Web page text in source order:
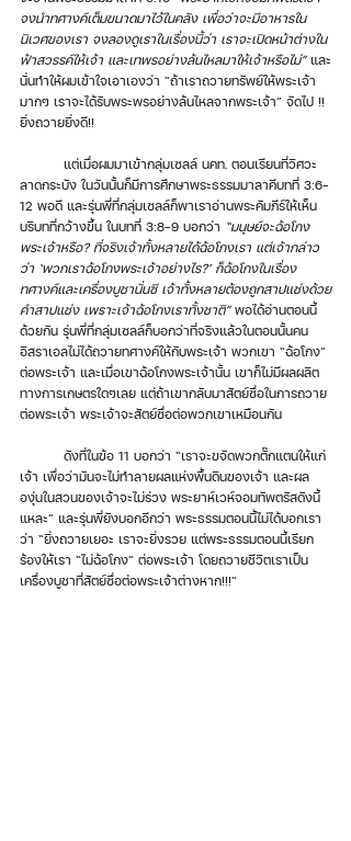
จงนำทศางค์เต็มขนาดมาไว้ในคลัง เพื่อว่าจะมีอาหารใน
นิเวศของเรา จงลองดูเราในเรื่องนี้ว่า เราจะเปิดหน้าต่างใน
ฟ้าสวรรค์ให้เจ้า และเทพรอย่างล้นไหลมาให้เจ้าหรือไม่” และ
นั่นทำให้ผมเข้าใจเอาเองว่า “ถ้าเราถวายทรัพย์ให้พระเจ้า
มากๆ เราจะได้รับพระพรอย่างล้นไหลจากพระเจ้า” จัดไป !!
ยิ่งถวายยิ่งดี!!
ลาดกระบัง ในวันนั้นก็มีการศึกษาพระธรรมมาลาคีบทที่ 3:6-
12 พอดี และรุ่นพี่ที่กลุ่มเซลล์ก็พาเราอ่านพระคัมภีร์ให้เห็น
บริบทที่กว้างขึ้น ในบทที่ 3:8-9 บอกว่า “มนุษย์จะฉ้อโกง
พระเจ้าหรือ? ที่จริงเจ้าทั้งหลายได้ฉ้อโกงเรา แต่เจ้ากล่าว
ว่า ‘พวกเราฉ้อโกงพระเจ้าอย่างไร?’ ก็ฉ้อโกงในเรื่อง
ทศางค์และเครื่องบูชานั่นซี เจ้าทั้งหลายต้องถูกสาปแช่งด้วย
คำสาปแช่ง เพราะเจ้าฉ้อโกงเราทั้งชาติ” พอได้อ่านตอนนี้
ด้วยกัน รุ่นพี่ที่กลุ่มเซลล์ก็บอกว่าที่จริงแล้วในตอนนั้นคน
อิสราเอลไม่ได้ถวายทศางค์ให้กับพระเจ้า พวกเขา “ฉ้อโกง”
ต่อพระเจ้า และเมื่อเขาฉ้อโกงพระเจ้านั้น เขาก็ไม่มีผลผลิต
ทางการเกษตรใดๆเลย แต่ถ้าเขากลับมาสัตย์ซื่อในการถวาย
ต่อพระเจ้า พระเจ้าจะสัตย์ซื่อต่อพวกเขาเหมือนกัน
เจ้า เพื่อว่ามันจะไม่ทำลายผลแห่งพื้นดินของเจ้า และผล
องุ่นในสวนของเจ้าจะไม่ร่วง พระยาห์เวห์จอมทัพตรัสดังนี้
แหละ” และรุ่นพี่ยังบอกอีกว่า พระธรรมตอนนี้ไม่ได้บอกเรา
ว่า “ยิ่งถวายเยอะ เราจะยิ่งรวย แต่พระธรรมตอนนี้เรียก
ร้องให้เรา “ไม่ฉ้อโกง” ต่อพระเจ้า โดยถวายชีวิตเราเป็น
เครื่องบูชาที่สัตย์ซื่อต่อพระเจ้าต่างหาก!!!”